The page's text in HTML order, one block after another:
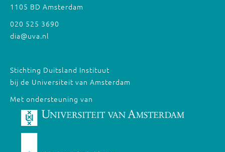
1105 BD Amsterdam
020 525 3690
dia@uva.nl
Stichting Duitsland Instituut
bij de Universiteit van Amsterdam
Met ondersteuning van